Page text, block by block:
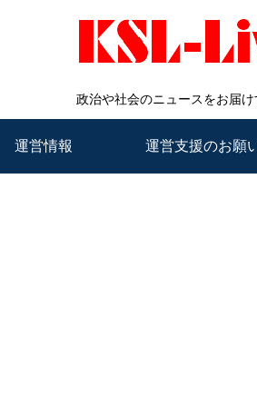
政治や社会のニュースをお届
運営情報 運営支援のお願